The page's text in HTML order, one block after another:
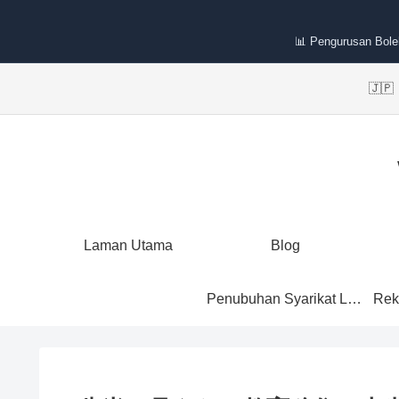
📊 Pengurusan
🇯🇵
Laman Utama Blog
Penubuhan Syarikat Labuan